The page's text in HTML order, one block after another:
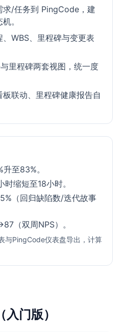
求/任务到 PingCode，建
。
WBS、里程碑与变更表
里程碑两套视图，统一度
联动、里程碑健康报告自
至83%。
缩短至18小时。
（回归缺陷数/迭代故事
（双周NPS）。
与PingCode仪表盘导出，计算
门版）